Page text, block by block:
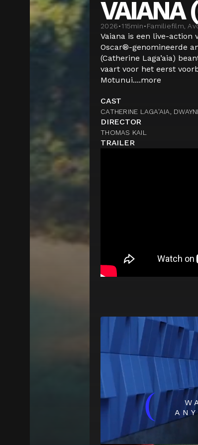
VAIANA
2026•115min•Familiefilm,
Vaiana is een live-action
Oscar®-genomineerde
(Catherine Laga’aia)
vaart voor het eerst
Motunui....more
CAST
CATHERINE LAGA'AIA,
DIRECTOR
THOMAS KAIL
TRAILER
(